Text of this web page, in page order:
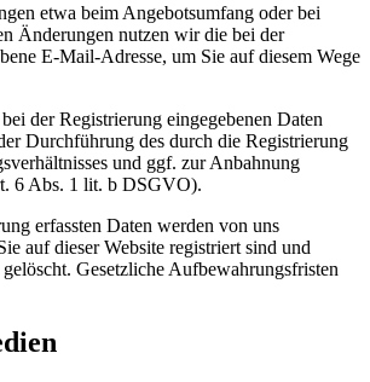
etwa beim Angebotsumfang oder bei
Änderungen nutzen wir die bei der
E-Mail-Adresse, um Sie auf diesem Wege
der Registrierung eingegebenen Daten
Durchführung des durch die Registrierung
und ggf. zur Anbahnung
6 Abs. 1 lit. b DSGVO).
erfassten Daten werden von uns
auf dieser Website registriert sind und
Gesetzliche Aufbewahrungsfristen